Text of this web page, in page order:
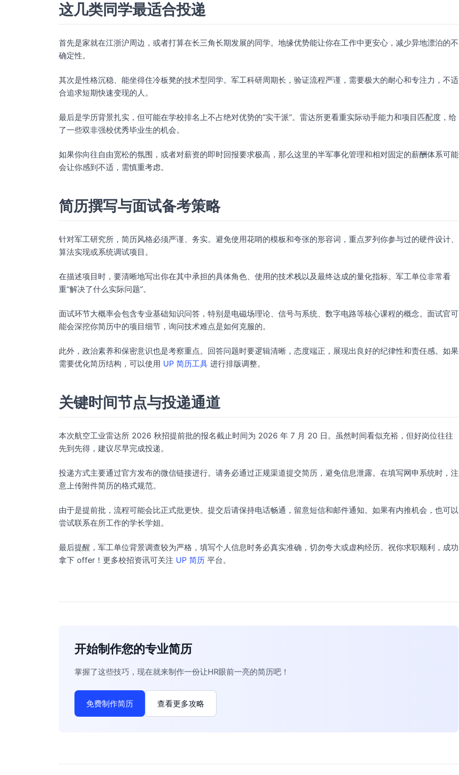
这几类同学最适合投递
首先是家就在江浙沪周边，或者打算在长三角长期发展的同学。地缘优势能让你在工作中更安心，减少异地漂泊的不
确定性。
其次是性格沉稳、能坐得住冷板凳的技术型同学。军工科研周期长，验证流程严谨，需要极大的耐心和专注力，不适
合追求短期快速变现的人。
最后是学历背景扎实，但可能在学校排名上不占绝对优势的“实干派”。雷达所更看重实际动手能力和项目匹配度，给
了一些双非强校优秀毕业生的机会。
如果你向往自由宽松的氛围，或者对薪资的即时回报要求极高，那么这里的半军事化管理和相对固定的薪酬体系可能
会让你感到不适，需慎重考虑。
简历撰写与面试备考策略
针对军工研究所，简历风格必须严谨、务实。避免使用花哨的模板和夸张的形容词，重点罗列你参与过的硬件设计、
算法实现或系统调试项目。
在描述项目时，要清晰地写出你在其中承担的具体角色、使用的技术栈以及最终达成的量化指标。军工单位非常看
重“解决了什么实际问题”。
面试环节大概率会包含专业基础知识问答，特别是电磁场理论、信号与系统、数字电路等核心课程的概念。面试官可
能会深挖你简历中的项目细节，询问技术难点是如何克服的。
此外，政治素养和保密意识也是考察重点。回答问题时要逻辑清晰，态度端正，展现出良好的纪律性和责任感。如果
需要优化简历结构，可以使用 UP 简历工具 进行排版调整。
关键时间节点与投递通道
本次航空工业雷达所 2026 秋招提前批的报名截止时间为 2026 年 7 月 20 日。虽然时间看似充裕，但好岗位往往
先到先得，建议尽早完成投递。
投递方式主要通过官方发布的微信链接进行。请务必通过正规渠道提交简历，避免信息泄露。在填写网申系统时，注
意上传附件简历的格式规范。
由于是提前批，流程可能会比正式批更快。提交后请保持电话畅通，留意短信和邮件通知。如果有内推机会，也可以
尝试联系在所工作的学长学姐。
最后提醒，军工单位背景调查较为严格，填写个人信息时务必真实准确，切勿夸大或虚构经历。祝你求职顺利，成功
拿下 offer！更多校招资讯可关注 UP 简历 平台。
开始制作您的专业简历
掌握了这些技巧，现在就来制作一份让HR眼前一亮的简历吧！
免费制作简历 查看更多攻略